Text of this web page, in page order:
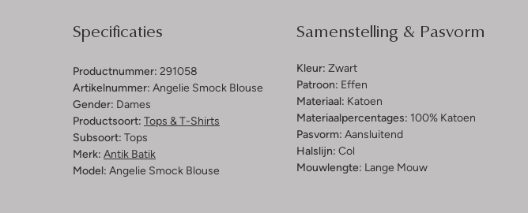
Specificaties
Productnummer: 291058
Artikelnummer: Angelie Smock Blouse
Gender: Dames
Productsoort: Tops & T-Shirts
Subsoort: Tops
Merk: Antik Batik
Model: Angelie Smock Blouse
Samenstelling & Pasvorm
Kleur: Zwart
Patroon: Effen
Materiaal: Katoen
Materiaalpercentages: 100% Katoen
Pasvorm: Aansluitend
Halslijn: Col
Mouwlengte: Lange Mouw